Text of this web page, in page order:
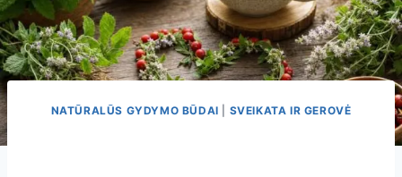
NATŪRALŪS GYDYMO BŪDAI SVEIKATA IR GEROVĖ